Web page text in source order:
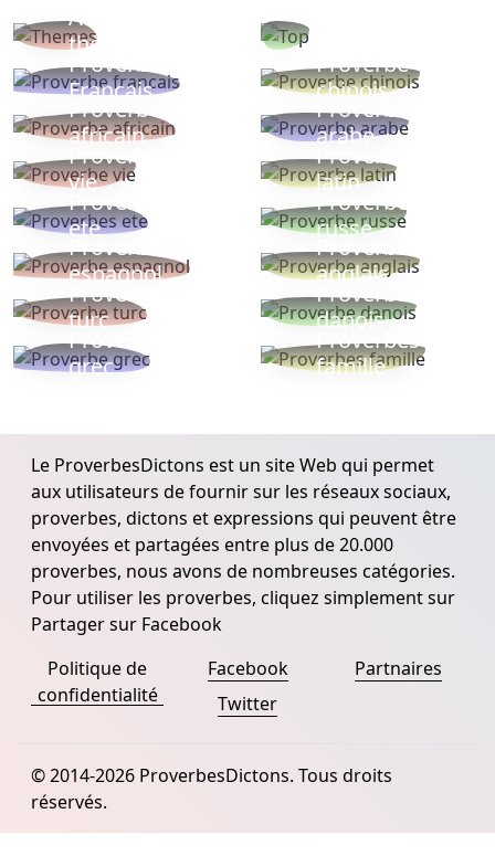
Autres
thèmes
Proverbe
Français
Proverbe
chinois
Proverbe
africain
Proverbe
arabe
Proverbe
vie
Proverbe
latin
Proverbes
ete
Proverbe
russe
Proverbe
espagnol
Proverbe
anglais
Proverbe
turc
Proverbe
danois
Proverbe
grec
Proverbes
famille
Le ProverbesDictons est un site Web qui permet
aux utilisateurs de fournir sur les réseaux sociaux,
proverbes, dictons et expressions qui peuvent être
envoyées et partagées entre plus de 20.000
proverbes, nous avons de nombreuses catégories.
Pour utiliser les proverbes, cliquez simplement sur
Partager sur Facebook
Politique de
confidentialité
Facebook
Twitter
Partnaires
© 2014-2026 ProverbesDictons. Tous droits
réservés.